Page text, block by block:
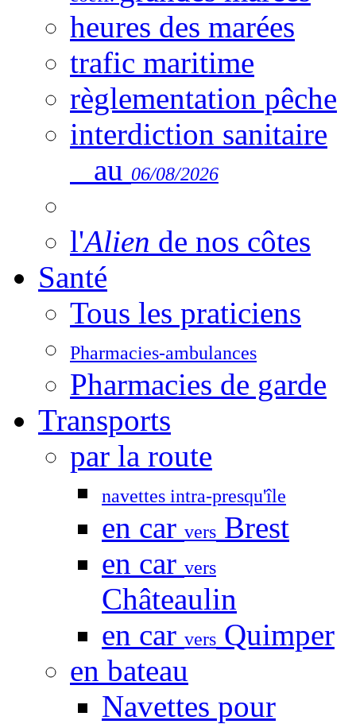
heures des marées
trafic maritime
règlementation pêche
interdiction sanitaire
au 06/08/2026
l'Alien de nos côtes
Santé
Tous les praticiens
Pharmacies-ambulances
Pharmacies de garde
Transports
par la route
navettes intra-presqu'île
en car vers Brest
en car vers
Châteaulin
en car vers Quimper
en bateau
Navettes pour